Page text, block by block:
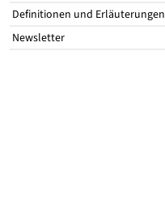
Definitionen und Erläuterungen
Newsletter